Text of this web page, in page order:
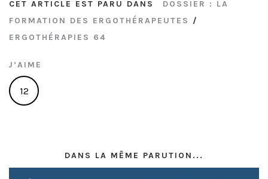
CET ARTICLE EST PARU DANS
DOSSIER : LA
FORMATION DES ERGOTHÉRAPEUTES /
ERGOTHÉRAPIES 64
J’AIME
12
DANS LA MÊME PARUTION...